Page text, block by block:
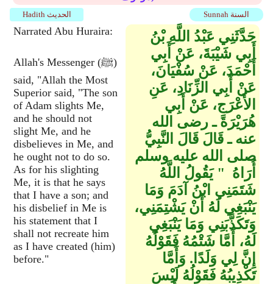
Sunnah السنة Hadith الحديث
Narrated Abu Huraira:
Allah's Messenger (ﷺ)
said, "Allah the Most
Superior said, "The son
of Adam slights Me,
and he should not
slight Me, and he
disbelieves in Me, and
he ought not to do so.
As for his slighting
Me, it is that he says
that I have a son; and
his disbelief in Me is
his statement that I
shall not recreate him
as I have created (him)
before."
حَدَّثَنِي عَبْدُ اللَّهِ بْنُ
أَبِي شَيْبَةَ، عَنْ أَبِي
أَحْمَدَ، عَنْ سُفْيَانَ،
عَنْ أَبِي الزِّنَادِ، عَنِ
الأَعْرَجِ، عَنْ أَبِي
هُرَيْرَةَ ـ رضى الله
عنه ـ قَالَ قَالَ النَّبِيُّ
صلى الله عليه وسلم
أُرَاهُ ‏ "‏ يَقُولُ اللَّهُ
شَتَمَنِي ابْنُ آدَمَ وَمَا
يَنْبَغِي لَهُ أَنْ يَشْتِمَنِي،
وَتَكَذَّبَنِي وَمَا يَنْبَغِي
لَهُ، أَمَّا شَتْمُهُ فَقَوْلُهُ
إِنَّ لِي وَلَدًا‏.‏ وَأَمَّا
تَكْذِيبُهُ فَقَوْلُهُ لَيْسَ